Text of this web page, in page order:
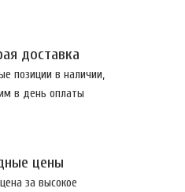
доставка
позиции в наличии,
в день оплаты
цены
за высокое